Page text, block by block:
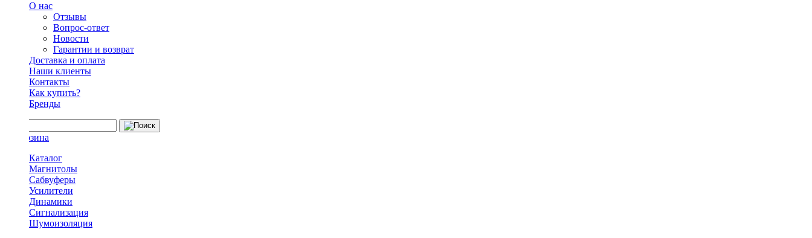
О нас
Отзывы
Вопрос-ответ
Новости
Гарантии и возврат
Доставка и оплата
Наши клиенты
Контакты
Как купить?
Бренды
Каталог
Магнитолы
Сабвуферы
Усилители
Динамики
Сигнализация
Шумоизоляция